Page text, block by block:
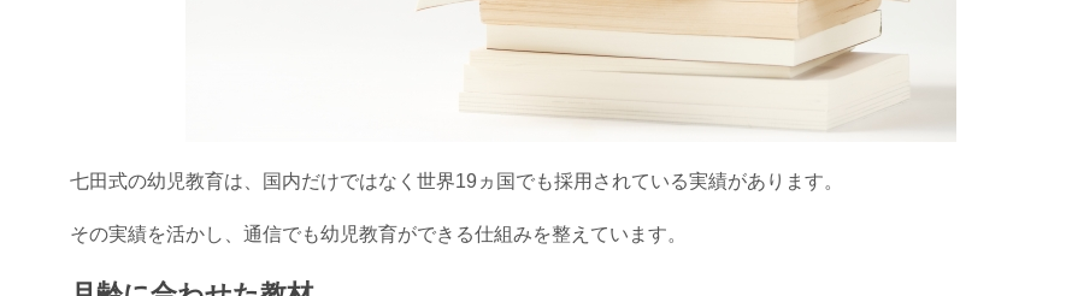
七田式の幼児教育は、国内だけではなく世界19ヵ国でも採用されている実績があります。
その実績を活かし、通信でも幼児教育ができる仕組みを整えています。